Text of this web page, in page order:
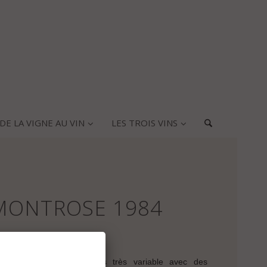
DE LA VIGNE AU VIN LES TROIS VINS
1984
par un printemps très variable avec des